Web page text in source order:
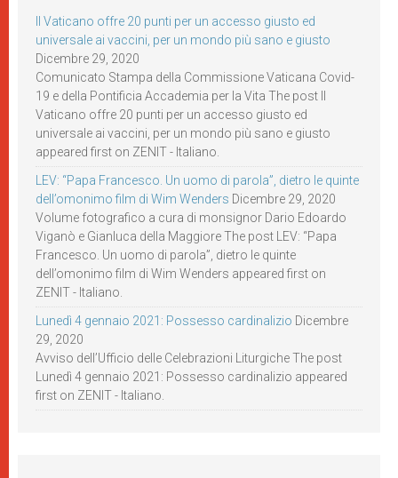
Il Vaticano offre 20 punti per un accesso giusto ed
universale ai vaccini, per un mondo più sano e giusto
Dicembre 29, 2020
Comunicato Stampa della Commissione Vaticana Covid-
19 e della Pontificia Accademia per la Vita The post Il
Vaticano offre 20 punti per un accesso giusto ed
universale ai vaccini, per un mondo più sano e giusto
appeared first on ZENIT - Italiano.
LEV: “Papa Francesco. Un uomo di parola”, dietro le quinte
dell’omonimo film di Wim Wenders Dicembre 29, 2020
Volume fotografico a cura di monsignor Dario Edoardo
Viganò e Gianluca della Maggiore The post LEV: “Papa
Francesco. Un uomo di parola”, dietro le quinte
dell’omonimo film di Wim Wenders appeared first on
ZENIT - Italiano.
Lunedì 4 gennaio 2021: Possesso cardinalizio Dicembre
29, 2020
Avviso dell’Ufficio delle Celebrazioni Liturgiche The post
Lunedì 4 gennaio 2021: Possesso cardinalizio appeared
first on ZENIT - Italiano.